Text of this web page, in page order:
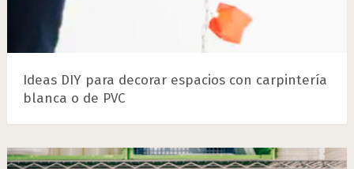
Ideas DIY para decorar espacios con carpintería
blanca o de PVC